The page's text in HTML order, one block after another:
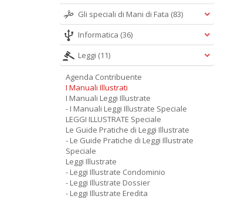
Gli speciali di Mani di Fata (83)
Informatica (36)
Leggi (11)
Agenda Contribuente
I Manuali Illustrati
I Manuali Leggi Illustrate
- I Manuali Leggi Illustrate Speciale
LEGGI ILLUSTRATE Speciale
Le Guide Pratiche di Leggi Illustrate
- Le Guide Pratiche di Leggi Illustrate
Speciale
Leggi Illustrate
- Leggi Illustrate Condominio
- Leggi Illustrate Dossier
- Leggi Illustrate Eredita